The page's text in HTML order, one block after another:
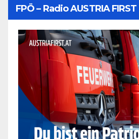
FPÖ – Radio AUSTRIA FIRST